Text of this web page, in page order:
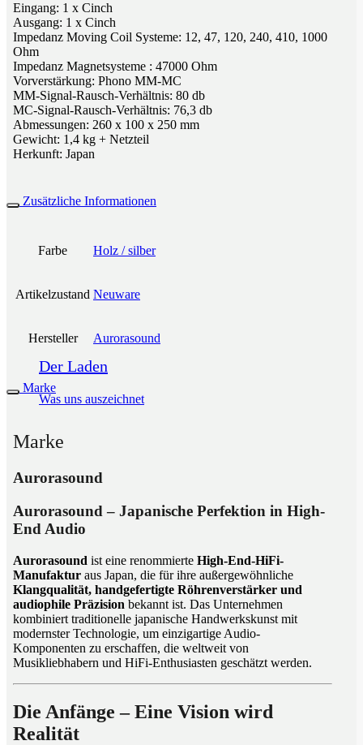
Der Laden
Was uns auszeichnet
Eingang: 1 x Cinch
Ausgang: 1 x Cinch
Impedanz Moving Coil Systeme: 12, 47, 120, 240, 410, 1000
Ohm
Impedanz Magnetsysteme : 47000 Ohm
Vorverstärkung: Phono MM-MC
MM-Signal-Rausch-Verhältnis: 80 db
MC-Signal-Rausch-Verhältnis: 76,3 db
Abmessungen: 260 x 100 x 250 mm
Gewicht: 1,4 kg + Netzteil
Herkunft: Japan
Zusätzliche Informationen
Farbe Holz / silber
Artikelzustand Neuware
Hersteller Aurorasound
Marke
Marke
Aurorasound
Aurorasound – Japanische Perfektion in High-
End Audio
Aurorasound ist eine renommierte High-End-HiFi-
Manufaktur aus Japan, die für ihre außergewöhnliche
Klangqualität, handgefertigte Röhrenverstärker und
audiophile Präzision bekannt ist. Das Unternehmen
kombiniert traditionelle japanische Handwerkskunst mit
modernster Technologie, um einzigartige Audio-
Komponenten zu erschaffen, die weltweit von
Musikliebhabern und HiFi-Enthusiasten geschätzt werden.
Die Anfänge – Eine Vision wird
Realität